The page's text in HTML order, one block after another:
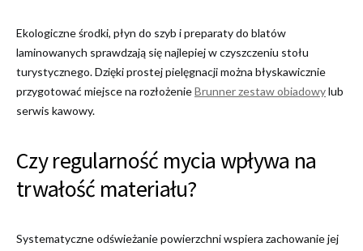
Ekologiczne środki, płyn do szyb i preparaty do blatów
laminowanych sprawdzają się najlepiej w czyszczeniu stołu
turystycznego. Dzięki prostej pielęgnacji można błyskawicznie
przygotować miejsce na rozłożenieBrunner zestaw obiadowylub
serwis kawowy.
Czy regularność mycia wpływa na
trwałość materiału?
Systematyczne odświeżanie powierzchni wspiera zachowanie jej